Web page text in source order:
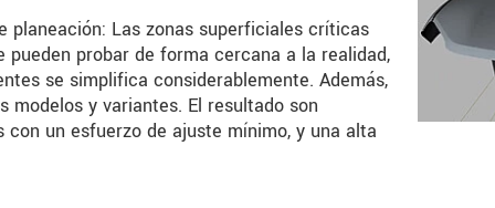
planeación: Las zonas superficiales críticas
probar de forma cercana a la realidad,
se simplifica considerablemente. Además,
modelos y variantes. El resultado son
un esfuerzo de ajuste mínimo, y una alta